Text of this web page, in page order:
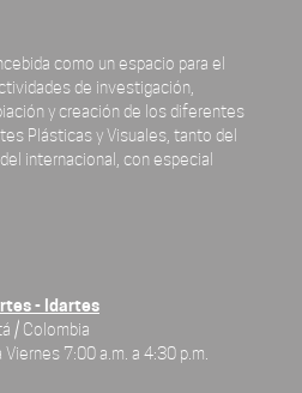
como un espacio para el
de investigación,
y creación de los diferentes
Plásticas y Visuales, tanto del
internacional, con especial
- Idartes
/ Colombia
7:00 a.m. a 4:30 p.m.